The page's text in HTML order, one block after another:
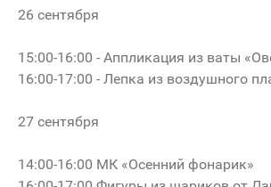
26 сентября
15:00-16:00 - Аппликация из ваты
16:00-17:00 - Лепка из воздушного
27 сентября
14:00-16:00 МК «Осенний фонарик»